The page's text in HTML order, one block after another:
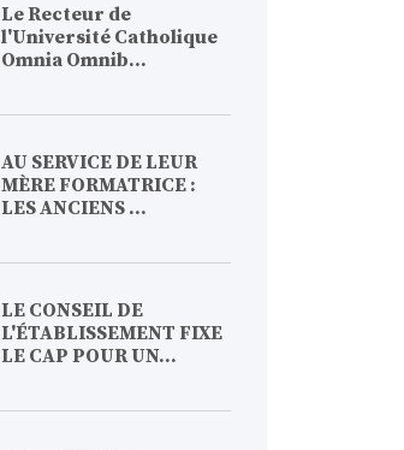
Le Recteur de
l'Université Catholique
Omnia Omnib...
AU SERVICE DE LEUR
MÈRE FORMATRICE :
LES ANCIENS ...
LE CONSEIL DE
L'ÉTABLISSEMENT FIXE
LE CAP POUR UN...